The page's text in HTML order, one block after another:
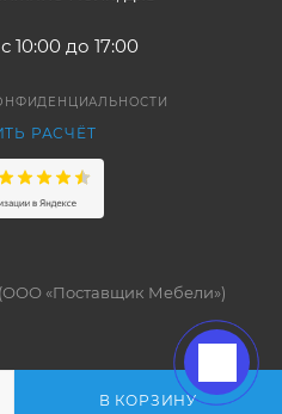
В КОРЗИНУ
10:00 до 17:00
РАСЧЁТ
«Поставщик Мебели»)